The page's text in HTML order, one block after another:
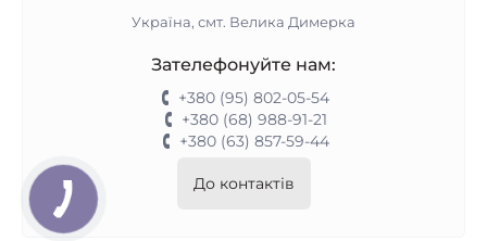
Україна, смт. Велика Димерка
Зателефонуйте нам:
+380 (95) 802-05-54
+380 (68) 988-91-21
+380 (63) 857-59-44
До контактів